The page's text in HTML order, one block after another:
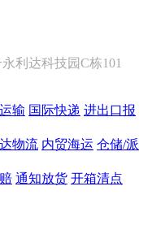
利达科技园C栋101
输 国际快递 进出口报
物流 内贸海运 仓储/派
通知放货 开箱清点